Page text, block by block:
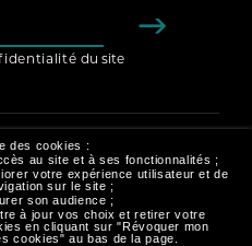
des cookies :
au site et à ses fonctionnalités ;
votre expérience utilisateur et de
sur le site ;
son audience ;
à jour vos choix et retirer votre
en cliquant sur "Révoquer mon
cookies" au bas de la page.
du site
: